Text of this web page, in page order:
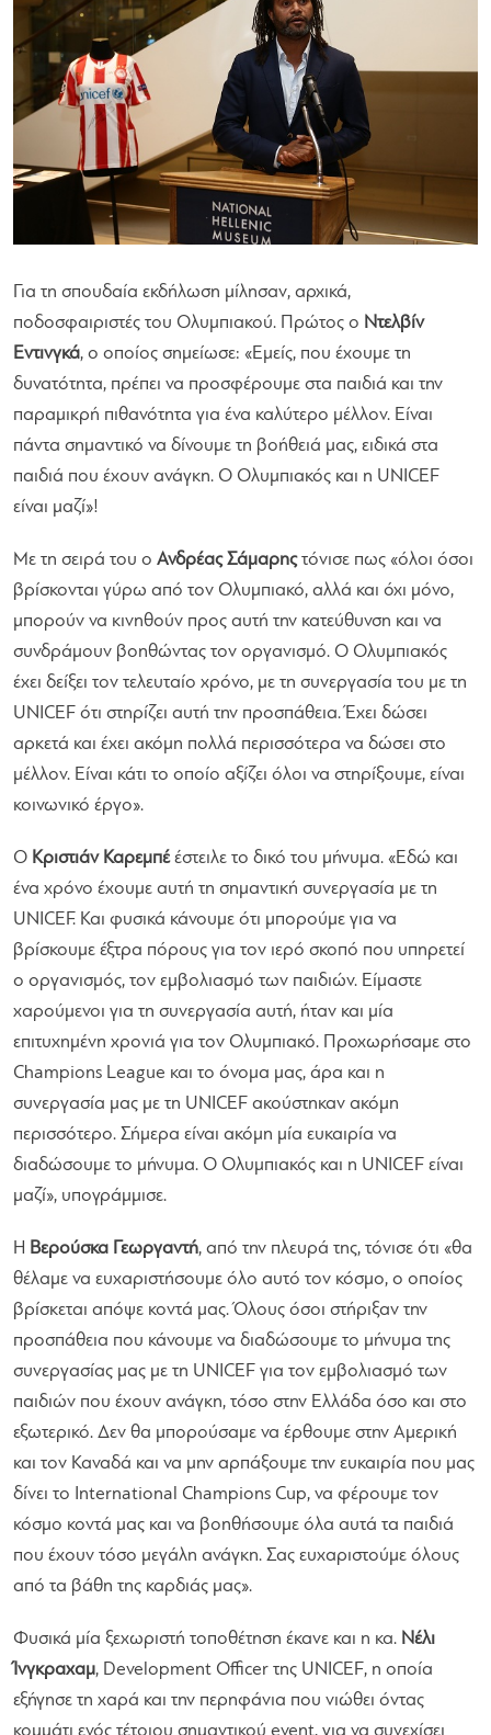
Για τη σπουδαία εκδήλωση μίλησαν, αρχικά,
ποδοσφαιριστές του Ολυμπιακού. Πρώτος ο Ντελβίν
Εντινγκά, ο οποίος σημείωσε: «Εμείς, που έχουμε τη
δυνατότητα, πρέπει να προσφέρουμε στα παιδιά και την
παραμικρή πιθανότητα για ένα καλύτερο μέλλον. Είναι
πάντα σημαντικό να δίνουμε τη βοήθειά μας, ειδικά στα
παιδιά που έχουν ανάγκη. Ο Ολυμπιακός και η UNICEF
είναι μαζί»!
Με τη σειρά του ο Ανδρέας Σάμαρηςτόνισε πως «όλοι όσοι
βρίσκονται γύρω από τον Ολυμπιακό, αλλά και όχι μόνο,
μπορούν να κινηθούν προς αυτή την κατεύθυνση και να
συνδράμουν βοηθώντας τον οργανισμό. Ο Ολυμπιακός
έχει δείξει τον τελευταίο χρόνο, με τη συνεργασία του με τη
UNICEF ότι στηρίζει αυτή την προσπάθεια. Έχει δώσει
αρκετά και έχει ακόμη πολλά περισσότερα να δώσει στο
μέλλον. Είναι κάτι το οποίο αξίζει όλοι να στηρίξουμε, είναι
κοινωνικό έργο».
Ο Κριστιάν Καρεμπέέστειλε το δικό του μήνυμα. «Εδώ και
ένα χρόνο έχουμε αυτή τη σημαντική συνεργασία με τη
UNICEF. Και φυσικά κάνουμε ότι μπορούμε για να
βρίσκουμε έξτρα πόρους για τον ιερό σκοπό που υπηρετεί
ο οργανισμός, τον εμβολιασμό των παιδιών. Είμαστε
χαρούμενοι για τη συνεργασία αυτή, ήταν και μία
επιτυχημένη χρονιά για τον Ολυμπιακό. Προχωρήσαμε στο
Champions League και το όνομα μας, άρα και η
συνεργασία μας με τη UNICEF ακούστηκαν ακόμη
περισσότερο. Σήμερα είναι ακόμη μία ευκαιρία να
διαδώσουμε το μήνυμα. Ο Ολυμπιακός και η UNICEF είναι
μαζί», υπογράμμισε.
Η​ Βερούσκα​ Γεωργαντή, από την πλευρά της, τόνισε ότι «θα
θέλαμε να ευχαριστήσουμε όλο αυτό τον κόσμο, ο οποίος
βρίσκεται απόψε κοντά μας. Όλους όσοι στήριξαν την
προσπάθεια που κάνουμε να διαδώσουμε το μήνυμα της
συνεργασίας μας με τη UNICEF για τον εμβολιασμό των
παιδιών που έχουν ανάγκη, τόσο στην Ελλάδα όσο και στο
εξωτερικό. Δεν θα μπορούσαμε να έρθουμε στην Αμερική
και τον Καναδά και να μην αρπάξουμε την ευκαιρία που μας
δίνει το ​International Champions Cup​, να φέρουμε ​τον ​
κόσμο κοντά μας και να βοηθήσουμε όλα αυτά τα παιδιά
που έχουν τόσο μεγάλη ανάγκη. Σας ευχαριστούμε όλους​
από τα βάθη της καρδιάς μας».
Φυσικά μία ​ξεχωριστή τοποθέτηση έκανε και η κα. Νέλι
Ίνγκραχαμ, Development Officer της UNICEF, η οποία
εξήγησε τη χαρά και την περηφάνια που νιώθει όντας
κομμάτι ενός τέτοιου σημαντικού event, για να συνεχίσει